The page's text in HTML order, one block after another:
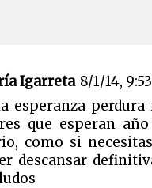
Igarreta 8/1/14, 9:53
esperanza
que esperan
como si
descansar